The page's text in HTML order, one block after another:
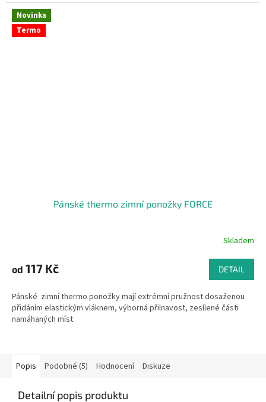
Novinka
Termo
Pánské thermo zimní ponožky FORCE
Skladem
od 117 Kč DETAIL
Pánské zimní thermo ponožky mají extrémní pružnost dosaženou
přidáním elastickým vláknem, výborná přilnavost, zesílené části
namáhaných míst.
Popis Podobné (5) Hodnocení Diskuze
Detailní popis produktu